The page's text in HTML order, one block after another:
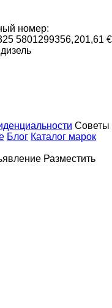
номер:
5801299356,201,61 €
Советы
Блог Каталог марок
Разместить